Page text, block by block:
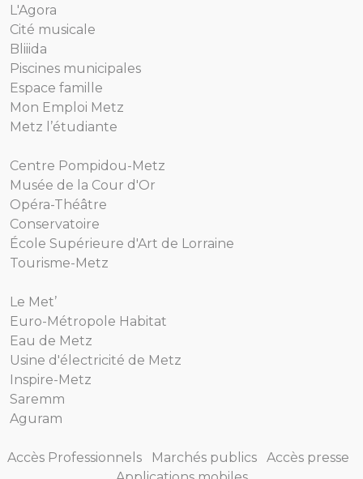
L'Agora
Cité musicale
Bliiida
Piscines municipales
Espace famille
Mon Emploi Metz
Metz l’étudiante
Centre Pompidou-Metz
Musée de la Cour d'Or
Opéra-Théâtre
Conservatoire
École Supérieure d'Art de Lorraine
Tourisme-Metz
Le Met’
Euro-Métropole Habitat
Eau de Metz
Usine d'électricité de Metz
Inspire-Metz
Saremm
Aguram
Accès Professionnels Marchés publics
Accès presse